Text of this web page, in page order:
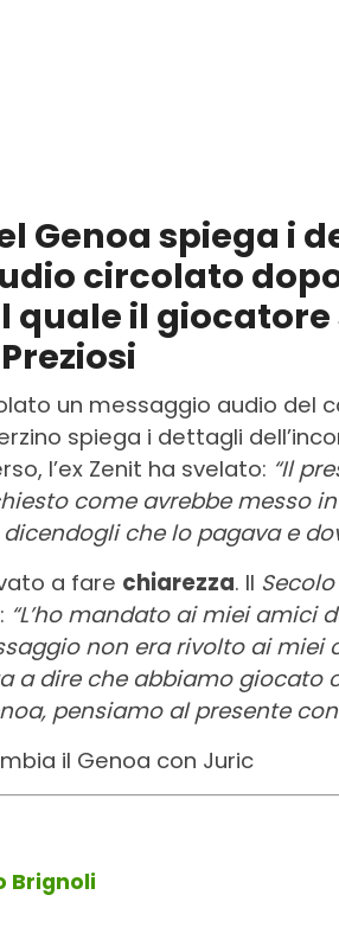
Genoa spiega i
circolato
quale il
un messaggio audio del
spiega i dettagli
l’ex Zenit ha svelato: “Il
come avrebbe messo
che lo pagava e
a fare chiarezza. Il Secolo
“L’ho mandato ai miei amici
non era rivolto ai miei
a dire che abbiamo giocato
pensiamo al presente con
il Genoa con Juric
Brignoli